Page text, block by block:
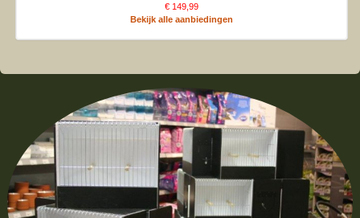
€ 149,99
Bekijk alle aanbiedingen